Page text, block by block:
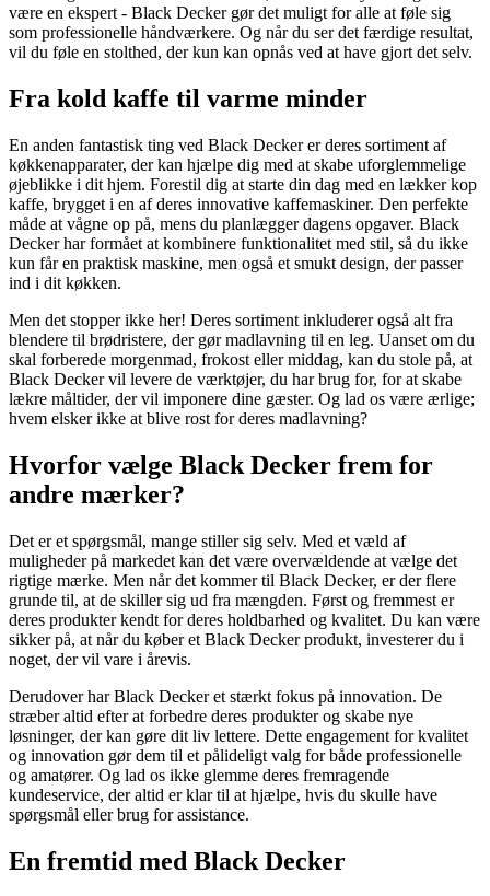
være en ekspert - Black Decker gør det muligt for alle at føle sig
som professionelle håndværkere. Og når du ser det færdige resultat,
vil du føle en stolthed, der kun kan opnås ved at have gjort det selv.
Fra kold kaffe til varme minder
En anden fantastisk ting ved Black Decker er deres sortiment af
køkkenapparater, der kan hjælpe dig med at skabe uforglemmelige
øjeblikke i dit hjem. Forestil dig at starte din dag med en lækker kop
kaffe, brygget i en af deres innovative kaffemaskiner. Den perfekte
måde at vågne op på, mens du planlægger dagens opgaver. Black
Decker har formået at kombinere funktionalitet med stil, så du ikke
kun får en praktisk maskine, men også et smukt design, der passer
ind i dit køkken.
Men det stopper ikke her! Deres sortiment inkluderer også alt fra
blendere til brødristere, der gør madlavning til en leg. Uanset om du
skal forberede morgenmad, frokost eller middag, kan du stole på, at
Black Decker vil levere de værktøjer, du har brug for, for at skabe
lækre måltider, der vil imponere dine gæster. Og lad os være ærlige;
hvem elsker ikke at blive rost for deres madlavning?
Hvorfor vælge Black Decker frem for
andre mærker?
Det er et spørgsmål, mange stiller sig selv. Med et væld af
muligheder på markedet kan det være overvældende at vælge det
rigtige mærke. Men når det kommer til Black Decker, er der flere
grunde til, at de skiller sig ud fra mængden. Først og fremmest er
deres produkter kendt for deres holdbarhed og kvalitet. Du kan være
sikker på, at når du køber et Black Decker produkt, investerer du i
noget, der vil vare i årevis.
Derudover har Black Decker et stærkt fokus på innovation. De
stræber altid efter at forbedre deres produkter og skabe nye
løsninger, der kan gøre dit liv lettere. Dette engagement for kvalitet
og innovation gør dem til et pålideligt valg for både professionelle
og amatører. Og lad os ikke glemme deres fremragende
kundeservice, der altid er klar til at hjælpe, hvis du skulle have
spørgsmål eller brug for assistance.
En fremtid med Black Decker